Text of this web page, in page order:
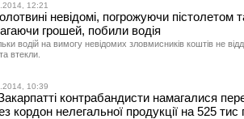
12:21
невідомі, погрожуючи пістолетом
грошей, побили водія
водій на вимогу невідомих зловмисників коштів не
втекли.
10:39
контрабандисти намагалися
кордон нелегальної продукції на 525